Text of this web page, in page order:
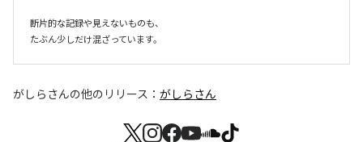
断片的な記録や見えないものも、
たぶん少しだけ混ざっています。
がしらさんの他のリリース： がしらさん